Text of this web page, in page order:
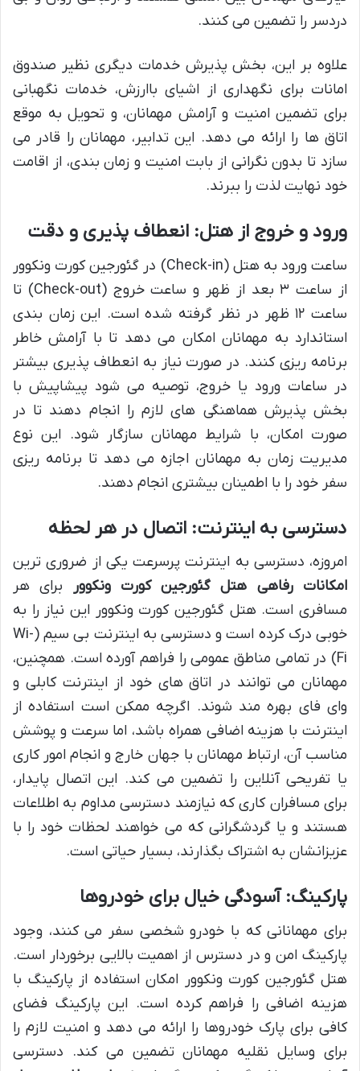
دردسر را تضمین می کنند.
علاوه بر این، بخش پذیرش خدمات دیگری نظیر صندوق
امانات برای نگهداری از اشیای باارزش، خدمات نگهبانی
برای تضمین امنیت و آرامش مهمانان، و تحویل به موقع
اتاق ها را ارائه می دهد. این تدابیر، مهمانان را قادر می
سازد تا بدون نگرانی از بابت امنیت و زمان بندی، از اقامت
خود نهایت لذت را ببرند.
ورود و خروج از هتل: انعطاف پذیری و دقت
ساعت ورود به هتل (Check-in) در گئورجین کورت ونکوور
از ساعت ۳ بعد از ظهر و ساعت خروج (Check-out) تا
ساعت ۱۲ ظهر در نظر گرفته شده است. این زمان بندی
استاندارد به مهمانان امکان می دهد تا با آرامش خاطر
برنامه ریزی کنند. در صورت نیاز به انعطاف پذیری بیشتر
در ساعات ورود یا خروج، توصیه می شود پیشاپیش با
بخش پذیرش هماهنگی های لازم را انجام دهند تا در
صورت امکان، با شرایط مهمانان سازگار شود. این نوع
مدیریت زمان به مهمانان اجازه می دهد تا برنامه ریزی
سفر خود را با اطمینان بیشتری انجام دهند.
دسترسی به اینترنت: اتصال در هر لحظه
امروزه، دسترسی به اینترنت پرسرعت یکی از ضروری ترین
امکانات رفاهی هتل گئورجین کورت ونکوور
برای هر
مسافری است. هتل گئورجین کورت ونکوور این نیاز را به
خوبی درک کرده است و دسترسی به اینترنت بی سیم (Wi-
Fi) در تمامی مناطق عمومی را فراهم آورده است. همچنین،
مهمانان می توانند در اتاق های خود از اینترنت کابلی و
وای فای بهره مند شوند. اگرچه ممکن است استفاده از
اینترنت با هزینه اضافی همراه باشد، اما سرعت و پوشش
مناسب آن، ارتباط مهمانان با جهان خارج و انجام امور کاری
یا تفریحی آنلاین را تضمین می کند. این اتصال پایدار،
برای مسافران کاری که نیازمند دسترسی مداوم به اطلاعات
هستند و یا گردشگرانی که می خواهند لحظات خود را با
عزیزانشان به اشتراک بگذارند، بسیار حیاتی است.
پارکینگ: آسودگی خیال برای خودروها
برای مهمانانی که با خودرو شخصی سفر می کنند، وجود
پارکینگ امن و در دسترس از اهمیت بالایی برخوردار است.
هتل گئورجین کورت ونکوور امکان استفاده از پارکینگ با
هزینه اضافی را فراهم کرده است. این پارکینگ فضای
کافی برای پارک خودروها را ارائه می دهد و امنیت لازم را
برای وسایل نقلیه مهمانان تضمین می کند. دسترسی